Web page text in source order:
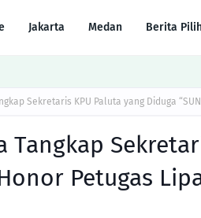
Jakarta Medan Berita
Sekretaris KPU Paluta yang Diduga
Tangkap
Honor Petugas